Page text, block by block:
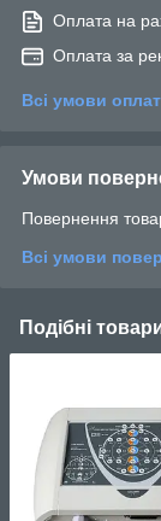
Оплата на
Оплата за
Всі умови
Умови
Повернення
Всі умови
Подібні